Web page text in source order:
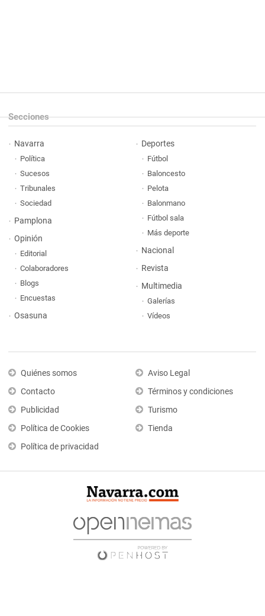
Secciones
Navarra
Política
Sucesos
Tribunales
Sociedad
Pamplona
Opinión
Editorial
Colaboradores
Blogs
Encuestas
Osasuna
Deportes
Fútbol
Baloncesto
Pelota
Balonmano
Fútbol sala
Más deporte
Nacional
Revista
Multimedia
Galerías
Vídeos
Quiénes somos
Contacto
Publicidad
Política de Cookies
Política de privacidad
Aviso Legal
Términos y condiciones
Turismo
Tienda